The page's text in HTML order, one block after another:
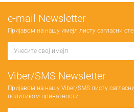
е-mail Newsletter
Пријавом на нашу имејл листу сагласни
Viber/SMS Newsletter
Пријавом на нашу Viber/SMS листу
политиком приватности